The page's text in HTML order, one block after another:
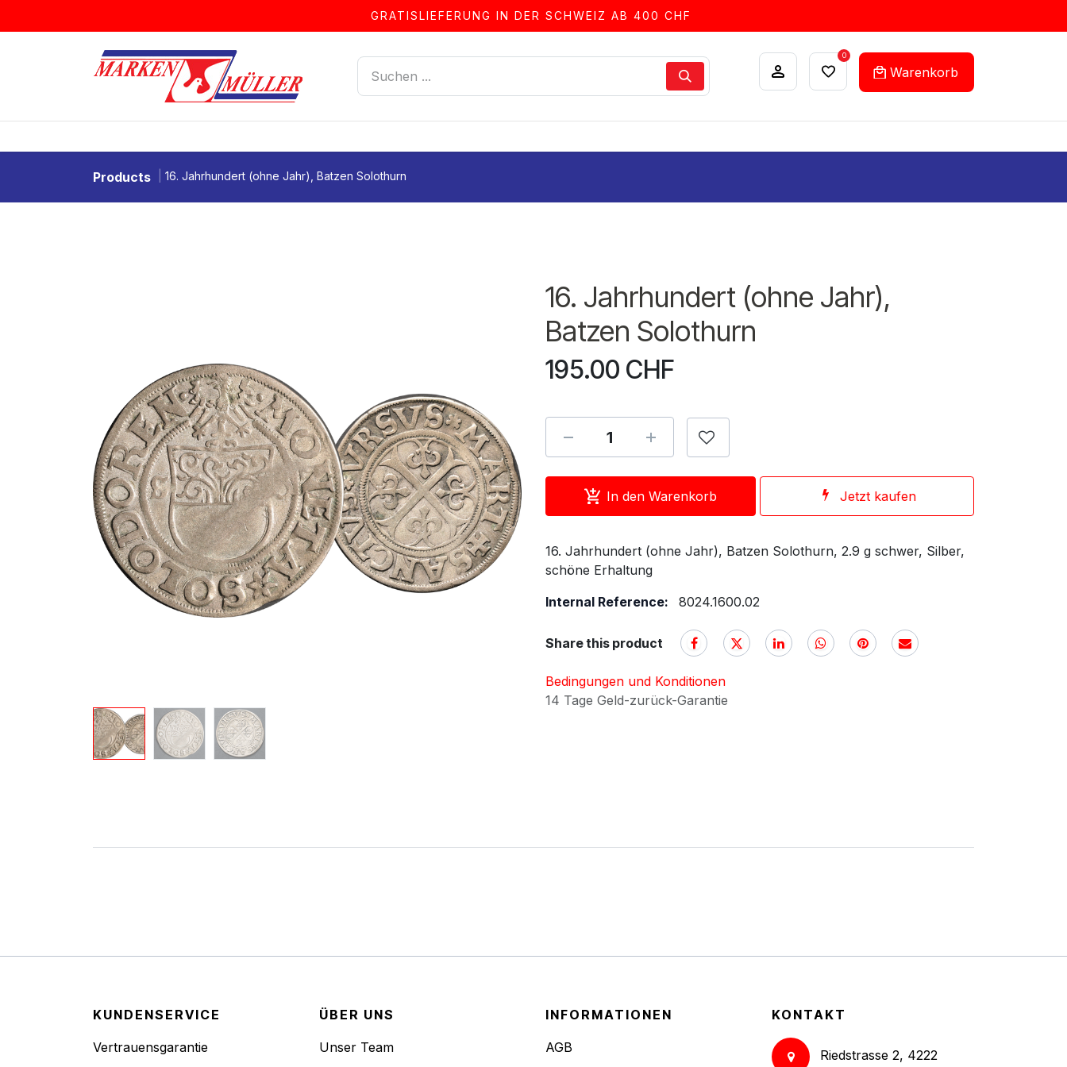
GRATISLIEFERUNG IN DER SCHWEIZ AB 400 CHF
0
Warenkorb
Products 16. Jahrhundert (ohne Jahr), Batzen Solothurn
16. Jahrhundert (ohne Jahr),
Batzen Solothurn
195.00 CHF
In den Warenkorb Jetzt kaufen
16. Jahrhundert (ohne Jahr), Batzen Solothurn, 2.9 g schwer, Silber,
schöne Erhaltung
Internal Reference:
8024.1600.02
Share this product
Bedingungen und Konditionen
14 Tage Geld-zurück-Garantie
KUNDENSERVICE
Vertrauensgarantie
ÜBER UNS
Unser Team
INFORMATIONEN
AGB
KONTAKT
Riedstrasse 2, 4222